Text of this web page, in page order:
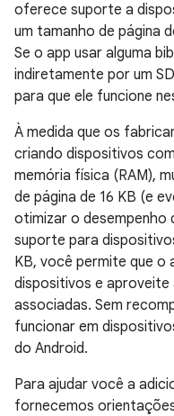
oferece suporte a
um tamanho de página
Se o app usar alguma
indiretamente por um
para que ele funcione
À medida que os
criando dispositivos
memória física (RAM),
de página de 16 KB (e
otimizar o desempenho
suporte para
KB, você permite que o
dispositivos e aproveite
associadas. Sem
funcionar em
do Android.
Para ajudar você a
fornecemos